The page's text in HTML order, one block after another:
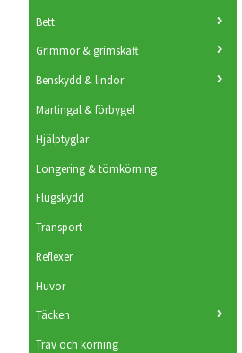
Bett
Grimmor & grimskaft
Benskydd & lindor
Martingal & förbygel
Hjälptyglar
Longering & tömkörning
Flugskydd
Transport
Reflexer
Huvor
Täcken
Trav och körning